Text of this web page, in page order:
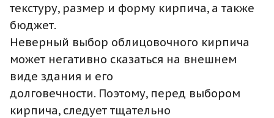
текстуру, размер и форму кирпича, а также
бюджет.
Неверный выбор облицовочного кирпича
может негативно сказаться на внешнем
виде здания и его
долговечности. Поэтому, перед выбором
кирпича, следует тщательно